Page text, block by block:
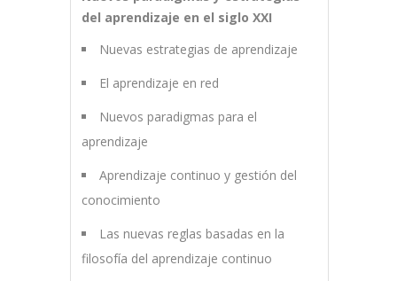
del aprendizaje en el siglo XXI
Nuevas estrategias de aprendizaje
El aprendizaje en red
Nuevos paradigmas para el
aprendizaje
Aprendizaje continuo y gestión del
conocimiento
Las nuevas reglas basadas en la
filosofía del aprendizaje continuo